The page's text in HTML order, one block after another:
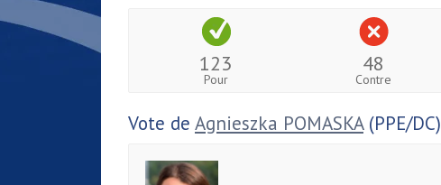
123
Pour
48
Contre
Vote de Agnieszka POMASKA(PPE/DC)